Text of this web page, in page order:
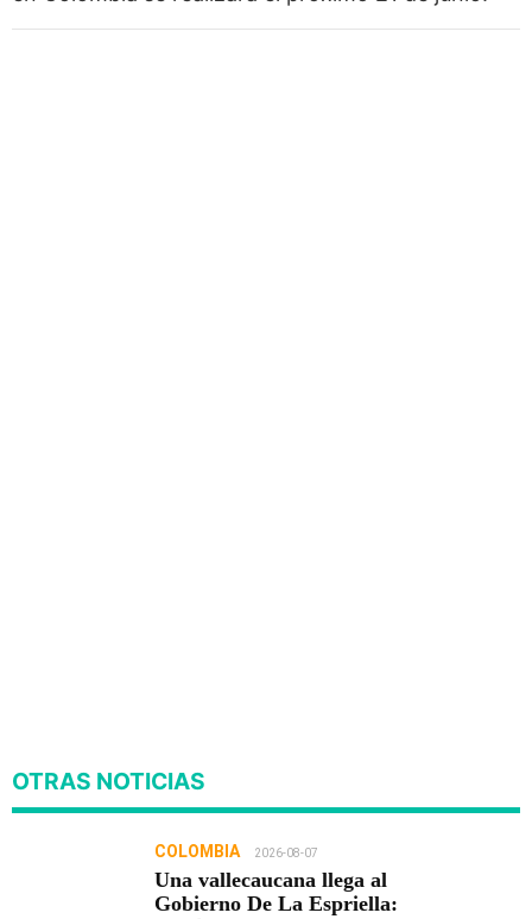
OTRAS NOTICIAS
COLOMBIA 2026-08-07
Una vallecaucana llega al
Gobierno De La Espriella: